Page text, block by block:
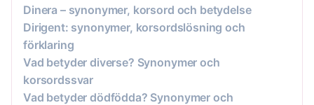
Dinera – synonymer, korsord och betydelse
Dirigent: synonymer, korsordslösning och
förklaring
Vad betyder diverse? Synonymer och
korsordssvar
Vad betyder dödfödda? Synonymer och